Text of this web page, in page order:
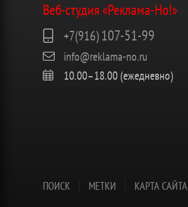
Веб-студия «Реклама-Но!»
+7(916) 107-51-99
info@reklama-no.ru
10.00–18.00 (ежедневно)
ПОИСК МЕТКИ КАРТА САЙТА